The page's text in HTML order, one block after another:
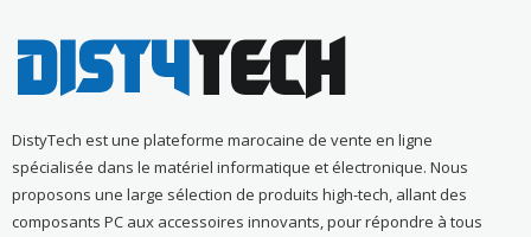
DistyTech est une plateforme marocaine de vente en ligne
spécialisée dans le matériel informatique et électronique. Nous
proposons une large sélection de produits high-tech, allant des
composants PC aux accessoires innovants, pour répondre à tous